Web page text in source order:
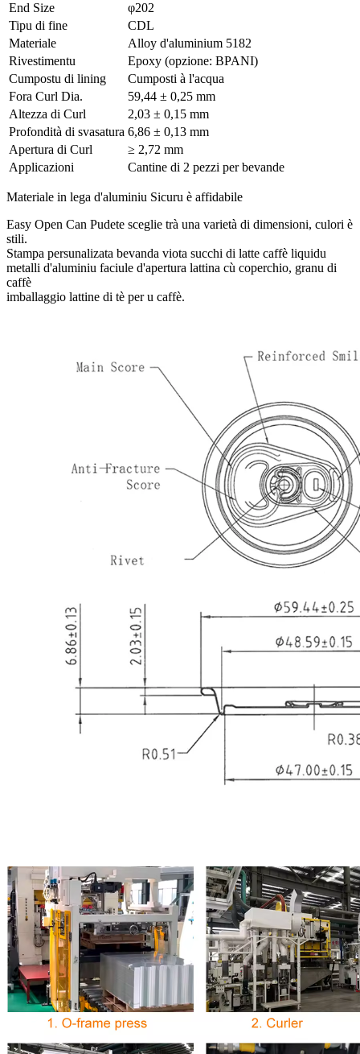
End Size
φ202
Tipu di fine
CDL
Materiale
Alloy d'aluminium 5182
Rivestimentu
Epoxy (opzione: BPANI)
Cumpostu di lining
Cumposti à l'acqua
Fora Curl Dia.
59,44 ± 0,25 mm
Altezza di Curl
2,03 ± 0,15 mm
Profondità di svasatura 6,86 ± 0,13 mm
Apertura di Curl
≥ 2,72 mm
Applicazioni
Cantine di 2 pezzi per bevande
Materiale in lega d'aluminiu Sicuru è affidabile
Easy Open Can Pudete sceglie trà una varietà di dimensioni, culori è
stili.
Stampa persunalizata bevanda viota succhi di latte caffè liquidu
metalli d'aluminiu faciule d'apertura lattina cù coperchio, granu di
caffè
imballaggio lattine di tè per u caffè.